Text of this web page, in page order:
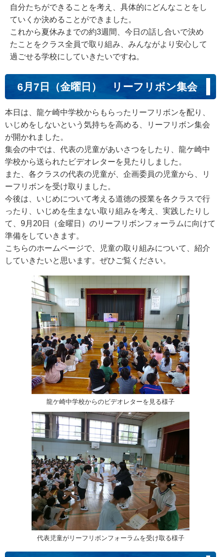
自分たちができることを考え、具体的にどんなことをし
ていくか決めることができました。
これから夏休みまでの約3週間、今日の話し合いで決め
たことをクラス全員で取り組み、みんながより安心して
過ごせる学校にしていきたいですね。
6月7日（金曜日） リーフリボン集会
本日は、龍ケ崎中学校からもらったリーフリボンを配り、
いじめをしないという気持ちを高める、リーフリボン集会
が開かれました。
集会の中では、代表の児童があいさつをしたり、龍ケ崎中
学校から送られたビデオレターを見たりしました。
また、各クラスの代表の児童が、企画委員の児童から、リ
ーフリボンを受け取りました。
今後は、いじめについて考える道徳の授業を各クラスで行
ったり、いじめを生まない取り組みを考え、実践したりし
て、9月20日（金曜日）のリーフリボンフォーラムに向けて
準備をしていきます。
こちらのホームページで、児童の取り組みについて、紹介
していきたいと思います。ぜひご覧ください。
龍ケ崎中学校からのビデオレターを見る様子
代表児童がリーフリボンフォーラムを受け取る様子